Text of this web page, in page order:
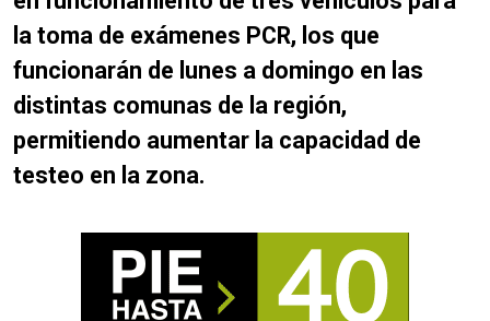
la toma de exámenes PCR, los que
funcionarán de lunes a domingo en las
distintas comunas de la región,
permitiendo aumentar la capacidad de
testeo en la zona.